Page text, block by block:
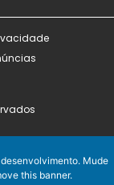
Mude
this banner.